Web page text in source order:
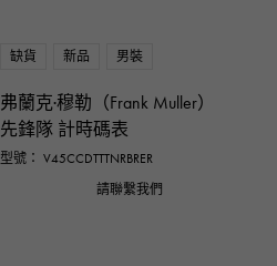
缺貨 新品 男裝
弗蘭克·穆勒（Frank Muller）
先鋒隊 計時碼表
型號： V45CCDTTTNRBRER
請聯繫我們